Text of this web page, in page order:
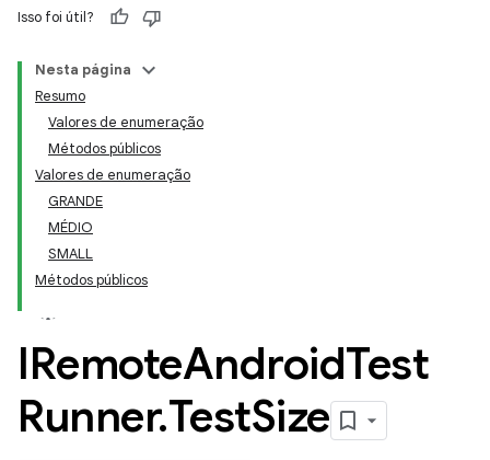
Isso foi útil?
Nesta página
Resumo
Valores de enumeração
Métodos públicos
Valores de enumeração
GRANDE
MÉDIO
SMALL
Métodos públicos
IRemoteAndroidTest
Runner.TestSize